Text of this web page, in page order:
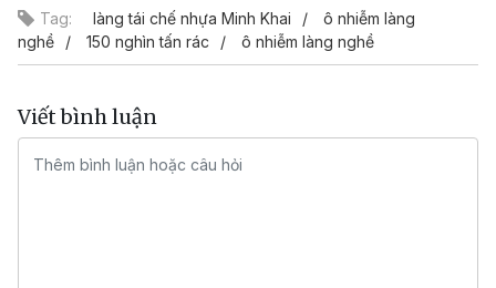
Tag: làng tái chế nhựa Minh Khai
ô nhiễm làng
nghề
150 nghìn tấn rác ô nhiễm làng nghề
Viết bình luận